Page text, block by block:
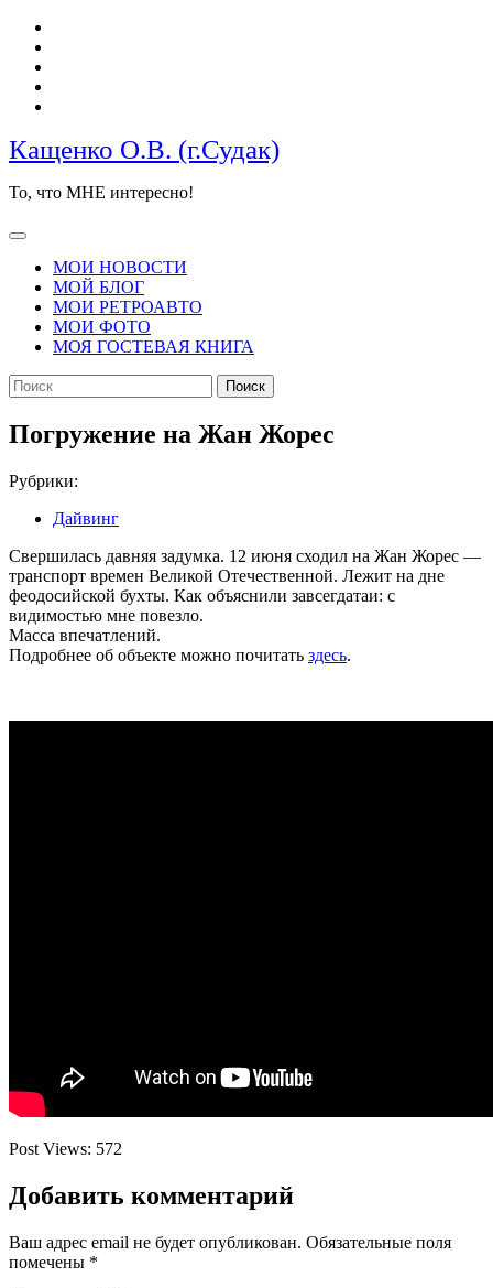
Перейти
содержимому
Кащенко О.В. (г.Судак)
То, что МНЕ интересно!
Кнопка
ОткрытьМОИ НОВОСТИ
МОЙ БЛОГ
МОИ РЕТРОАВТО
МОИ ФОТО
МОЯ ГОСТЕВАЯ КНИГА
КНОПКА
ЗАКРЫТЬ
Найти:
Погружение на Жан Жорес
Рубрики:
Дайвинг
Свершилась давняя задумка. 12 июня сходил на Жан Жорес —
транспорт времен Великой Отечественной. Лежит на дне
феодосийской бухты. Как объяснили завсегдатаи: с
видимостью мне повезло.
Масса впечатлений.
Подробнее об объекте можно почитать здесь.
Post Views: 572
Добавить комментарий
Ваш адрес email не будет опубликован. Обязательные поля
помечены *